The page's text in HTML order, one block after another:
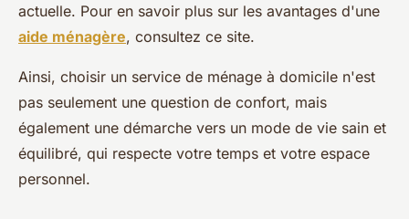
actuelle. Pour en savoir plus sur les avantages d'une
aide ménagère, consultez ce site.
Ainsi, choisir un service de ménage à domicile n'est
pas seulement une question de confort, mais
également une démarche vers un mode de vie sain et
équilibré, qui respecte votre temps et votre espace
personnel.